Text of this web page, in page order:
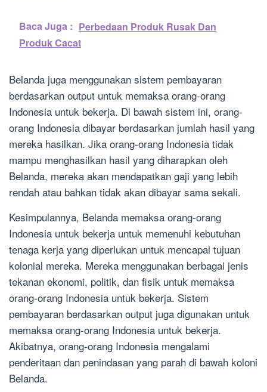
Baca Juga : Perbedaan Produk Rusak Dan
Produk Cacat
Belanda juga menggunakan sistem pembayaran
berdasarkan output untuk memaksa orang-orang
Indonesia untuk bekerja. Di bawah sistem ini, orang-
orang Indonesia dibayar berdasarkan jumlah hasil yang
mereka hasilkan. Jika orang-orang Indonesia tidak
mampu menghasilkan hasil yang diharapkan oleh
Belanda, mereka akan mendapatkan gaji yang lebih
rendah atau bahkan tidak akan dibayar sama sekali.
Kesimpulannya, Belanda memaksa orang-orang
Indonesia untuk bekerja untuk memenuhi kebutuhan
tenaga kerja yang diperlukan untuk mencapai tujuan
kolonial mereka. Mereka menggunakan berbagai jenis
tekanan ekonomi, politik, dan fisik untuk memaksa
orang-orang Indonesia untuk bekerja. Sistem
pembayaran berdasarkan output juga digunakan untuk
memaksa orang-orang Indonesia untuk bekerja.
Akibatnya, orang-orang Indonesia mengalami
penderitaan dan penindasan yang parah di bawah koloni
Belanda.